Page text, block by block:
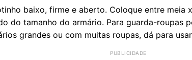
baixo, firme e aberto. Coloque entre meia
do tamanho do armário. Para guarda-roupas
grandes ou com muitas roupas, dá para